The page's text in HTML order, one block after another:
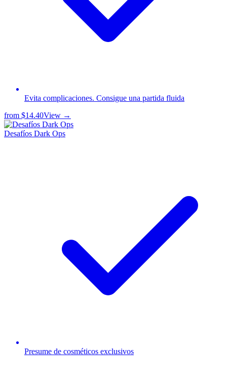
Evita complicaciones. Consigue una partida fluida
from $14.40View →
Desafíos Dark Ops
Presume de cosméticos exclusivos